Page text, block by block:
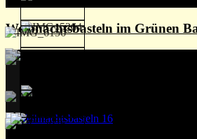
Weihnachtsbasteln im Grünen